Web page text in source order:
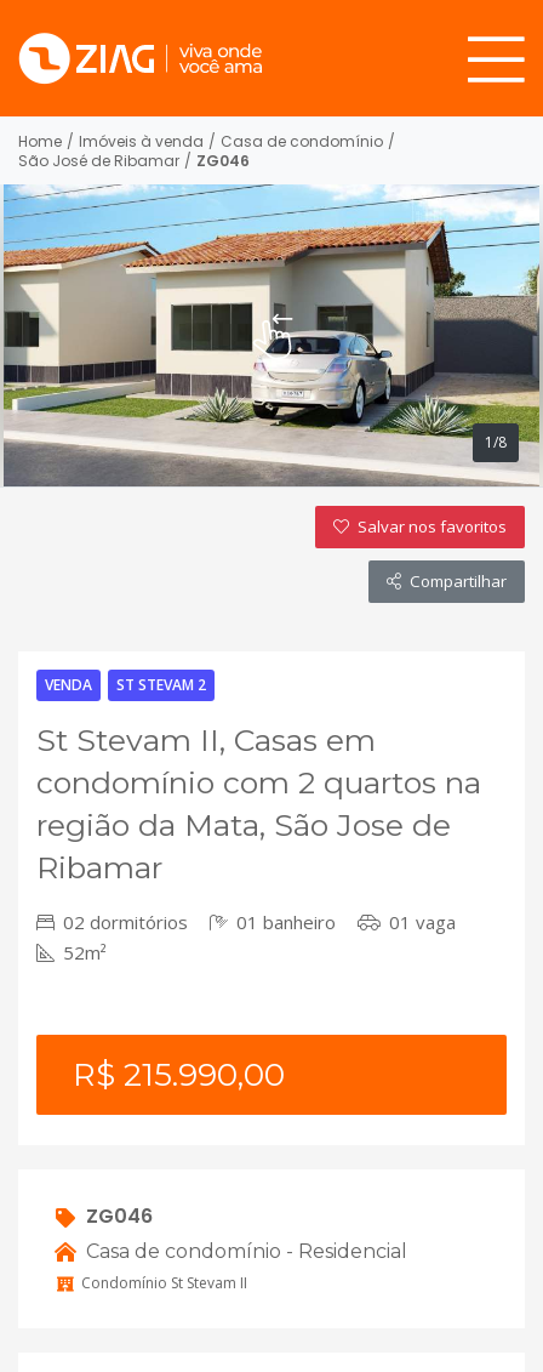
Home / Imóveis à venda / Casa de condomínio /
São José de Ribamar / ZG046
1/8
Salvar nos favoritos
Compartilhar
VENDA ST STEVAM 2
St Stevam II, Casas em
condomínio com 2 quartos na
região da Mata, São Jose de
Ribamar
02 dormitórios 01 banheiro
01 vaga
52m²
R$ 215.990,00
ZG046
Casa de condomínio - Residencial
Condomínio St Stevam II